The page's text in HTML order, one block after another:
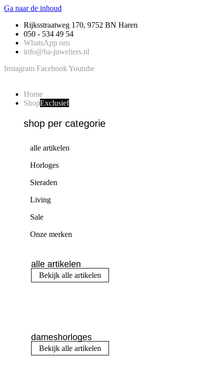
Ga naar de inhoud
Rijksstraatweg 170, 9752 BN Haren
050 - 534 49 54
WhatsApp ons
info@ha-juweliers.nl
Instagram Facebook Youtube
Home
ShopExclusief
shop per categorie
alle artikelen
Horloges
Sieraden
Living
Sale
Onze merken
alle artikelen
Bekijk alle artikelen
dameshorloges
Bekijk alle artikelen